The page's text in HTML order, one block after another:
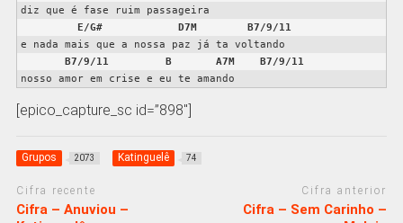
diz que é fase ruim passageira
E/G#
D7M
B7/9/11
e nada mais que a nossa paz já ta voltando
B7/9/11
B A7M
B7/9/11
nosso amor em crise e eu te amando
[epico_capture_sc id=”898″]
Grupos 2073 Katinguelê 74
Cifra recente
Cifra – Anuviou –
Cifra anterior
Cifra – Sem Carinho –